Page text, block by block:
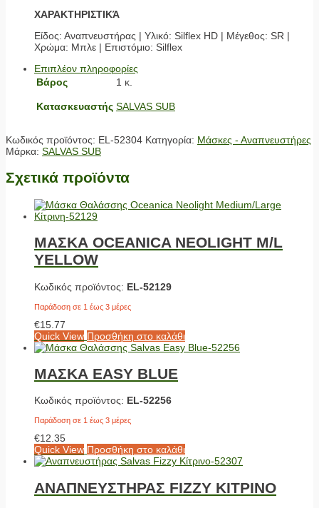
ΧΑΡΑΚΤΗΡΙΣΤΙΚΆ
Είδος: Αναπνευστήρας | Υλικό: Silflex HD | Μέγεθος: SR |
Χρώμα: Μπλε | Επιστόμιο: Silflex
Επιπλέον πληροφορίες
Βάρος
1 κ.
Κατασκευαστής SALVAS SUB
Κωδικός προϊόντος: EL-52304 Κατηγορία: Μάσκες - Αναπνευστήρες
Μάρκα: SALVAS SUB
Σχετικά προϊόντα
ΜΑΣΚΑ OCEANICA NEOLIGHT M/L
YELLOW
Κωδικός προϊόντος: EL-52129
Παράδοση σε 1 έως 3 μέρες
€15.77
Quick View Προσθήκη στο καλάθι
ΜΑΣΚΑ EASY BLUE
Κωδικός προϊόντος: EL-52256
Παράδοση σε 1 έως 3 μέρες
€12.35
Quick View Προσθήκη στο καλάθι
ΑΝΑΠΝΕΥΣΤΗΡΑΣ FIZZY ΚΙΤΡΙΝΟ